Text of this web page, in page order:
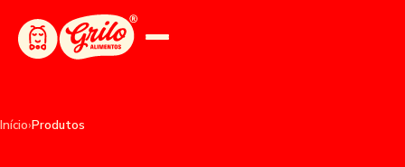
Início›Produtos